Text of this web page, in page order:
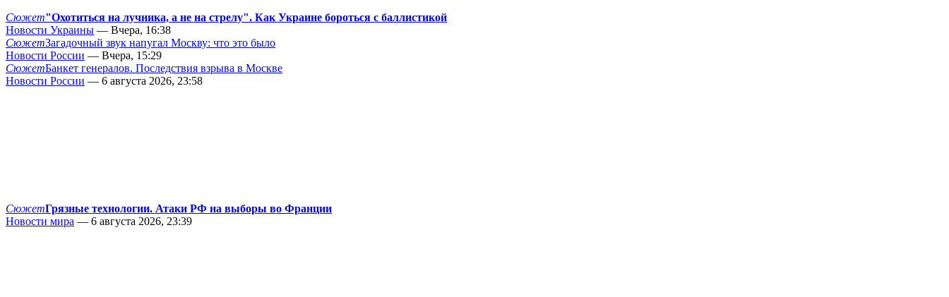
Сюжет"Охотиться на лучника, а не на стрелу". Как Украине бороться с баллистикой
Новости Украины — Вчера, 16:38
СюжетЗагадочный звук напугал Москву: что это было
Новости России — Вчера, 15:29
СюжетБанкет генералов. Последствия взрыва в Москве
Новости России — 6 августа 2026, 23:58
СюжетГрязные технологии. Атаки РФ на выборы во Франции
Новости мира — 6 августа 2026, 23:39